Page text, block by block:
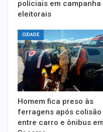
policiais em campanha
eleitorais
CIDADE
Homem fica preso às
ferragens após colisão
entre carro e ônibus em